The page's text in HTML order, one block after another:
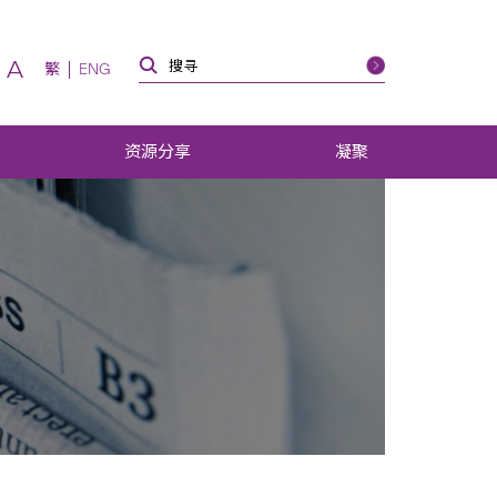
A 繁 ENG
资源分享 凝聚